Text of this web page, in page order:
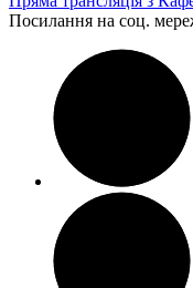
Посилання на соц.